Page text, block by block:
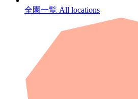
全園一覧 All locations